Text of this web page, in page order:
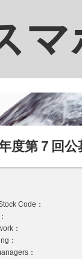
度第７回
Code：
：
：
：